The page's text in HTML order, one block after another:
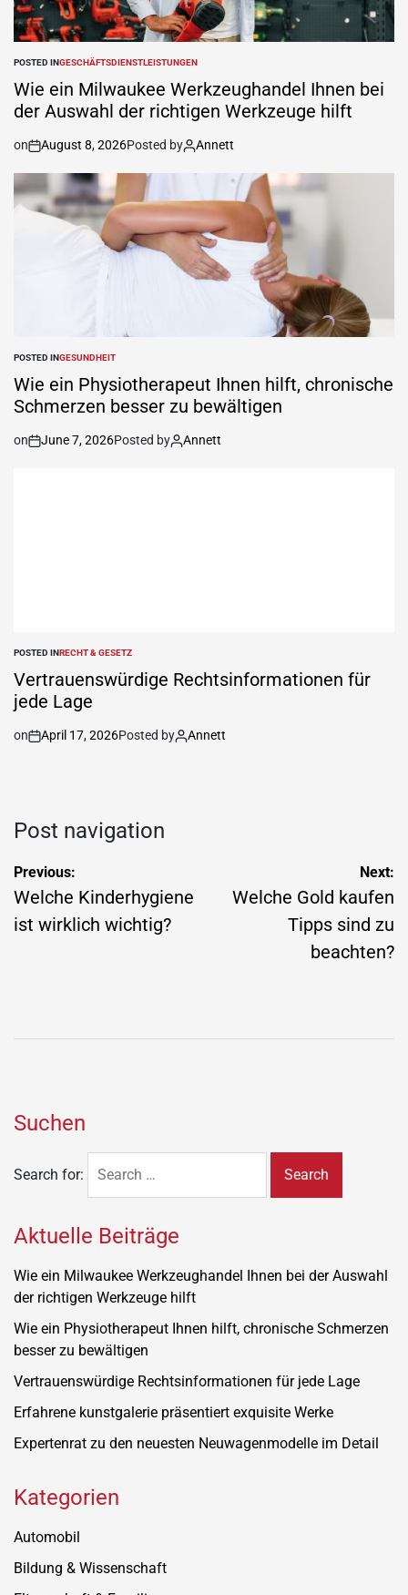
POSTED INGESCHÄFTSDIENSTLEISTUNGEN
Wie ein Milwaukee Werkzeughandel Ihnen bei
der Auswahl der richtigen Werkzeuge hilft
on August 8, 2026Posted by Annett
POSTED INGESUNDHEIT
Wie ein Physiotherapeut Ihnen hilft, chronische
Schmerzen besser zu bewältigen
on June 7, 2026Posted by Annett
POSTED IN RECHT & GESETZ
Vertrauenswürdige Rechtsinformationen für
jede Lage
on April 17, 2026Posted by Annett
Post navigation
Previous:
Welche Kinderhygiene
ist wirklich wichtig?
Next:
Welche Gold kaufen
Tipps sind zu
beachten?
Suchen
Search for:
Aktuelle Beiträge
Wie ein Milwaukee Werkzeughandel Ihnen bei der Auswahl
der richtigen Werkzeuge hilft
Wie ein Physiotherapeut Ihnen hilft, chronische Schmerzen
besser zu bewältigen
Vertrauenswürdige Rechtsinformationen für jede Lage
Erfahrene kunstgalerie präsentiert exquisite Werke
Expertenrat zu den neuesten Neuwagenmodelle im Detail
Kategorien
Automobil
Bildung & Wissenschaft